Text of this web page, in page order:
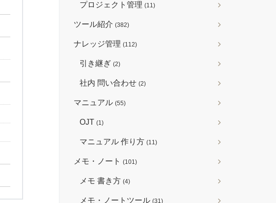
プロジェクト管理 (11)
ツール紹介 (382)
ナレッジ管理 (112)
引き継ぎ (2)
社内 問い合わせ (2)
マニュアル (55)
OJT (1)
マニュアル 作り方 (11)
メモ・ノート (101)
メモ 書き方 (4)
メモ・ノートツール (31)